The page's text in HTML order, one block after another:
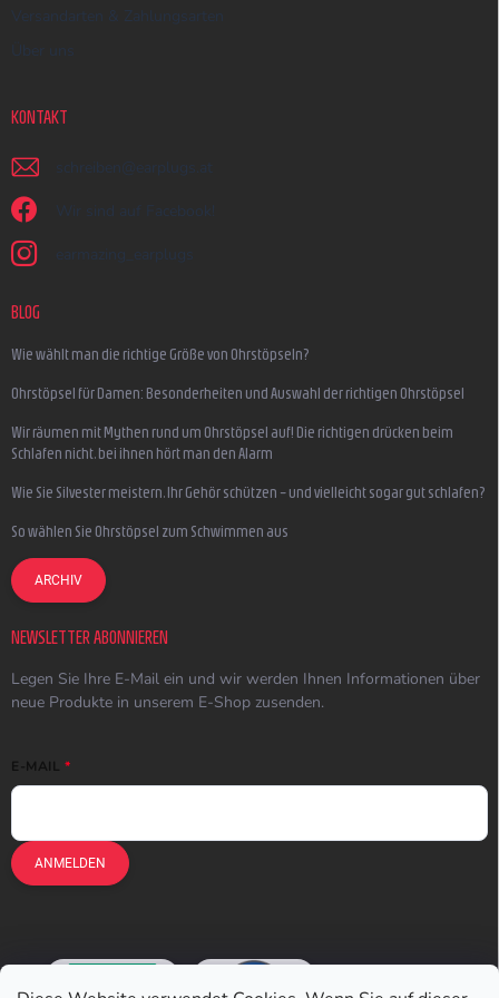
Versandarten & Zahlungsarten
Über uns
KONTAKT
schreiben @ earplugs.at
Wir sind auf Facebook!
earmazing_earplugs
BLOG
Wie wählt man die richtige Größe von Ohrstöpseln?
Ohrstöpsel für Damen: Besonderheiten und Auswahl der richtigen Ohrstöpsel
Wir räumen mit Mythen rund um Ohrstöpsel auf! Die richtigen drücken beim
Schlafen nicht, bei ihnen hört man den Alarm
Wie Sie Silvester meistern, Ihr Gehör schützen – und vielleicht sogar gut schlafen?
So wählen Sie Ohrstöpsel zum Schwimmen aus
ARCHIV
NEWSLETTER ABONNIEREN
Legen Sie Ihre E-Mail ein und wir werden Ihnen Informationen über
neue Produkte in unserem E-Shop zusenden.
E-MAIL
ANMELDEN